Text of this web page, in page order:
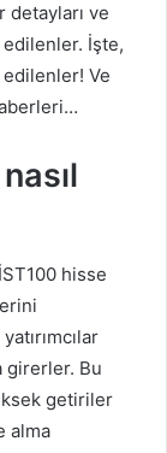
detayları ve
İşte,
Ve
hisse
girerler. Bu
getiriler
alma